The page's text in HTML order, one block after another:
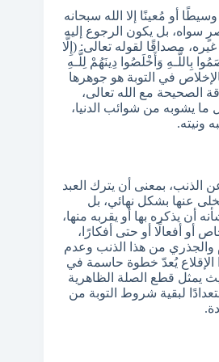
أو مُعينًا إلا الله سبحانه
سواه، بل يكون الرجوع إليه
مصداقًا لقوله تعالى: (إِلَّا
بِاللَّـهِ وَأَخْلَصُوا دِينَهُمْ لِلَّـهِ
في التوبة هو جوهرها
الصحيحة مع الله تعالى،
يشوبه من شوائب الدنيا،
ونيته.
الذنب، بمعنى أن يترك العبد
عنها بشكل نهائي، بل
أن يذكره بها أو يقربه منها،
أو أفعالًا أو حتى أفكارًا،
والجذري من هذا الذنب وعدم
الإقلاع يُعدّ خطوة حاسمة في
يمثل قطع الصلة الظاهرية
لبقية شروط التوبة من